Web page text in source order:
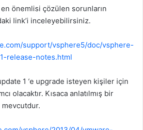
en önemlisi çözülen sorunların
link’i inceleyebilirsiniz.
support/vsphere5/doc/vsphere-
release-notes.html
1 ‘e upgrade isteyen kişiler için
olacaktır. Kısaca anlatılmış bir